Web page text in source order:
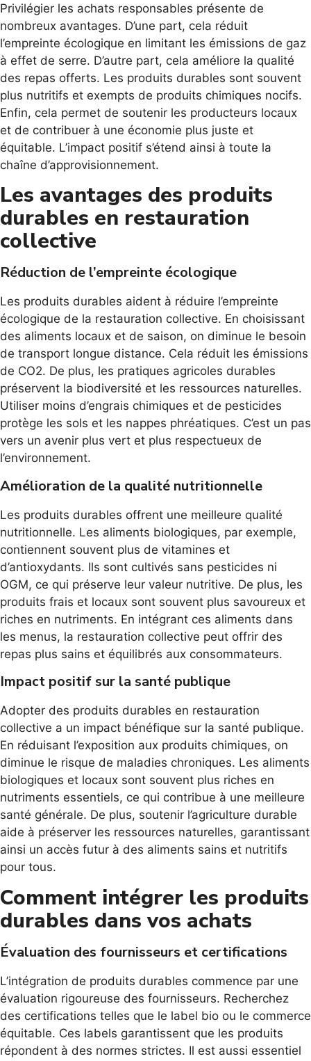
Privilégier les achats responsables présente de
nombreux avantages. D’une part, cela réduit
l’empreinte écologique en limitant les émissions de gaz
à effet de serre. D’autre part, cela améliore la qualité
des repas offerts. Les produits durables sont souvent
plus nutritifs et exempts de produits chimiques nocifs.
Enfin, cela permet de soutenir les producteurs locaux
et de contribuer à une économie plus juste et
équitable. L’impact positif s’étend ainsi à toute la
chaîne d’approvisionnement.
Les avantages des produits
durables en restauration
collective
Réduction de l’empreinte écologique
Les produits durables aident à réduire l’empreinte
écologique de la restauration collective. En choisissant
des aliments locaux et de saison, on diminue le besoin
de transport longue distance. Cela réduit les émissions
de CO2. De plus, les pratiques agricoles durables
préservent la biodiversité et les ressources naturelles.
Utiliser moins d’engrais chimiques et de pesticides
protège les sols et les nappes phréatiques. C’est un pas
vers un avenir plus vert et plus respectueux de
l’environnement.
Amélioration de la qualité nutritionnelle
Les produits durables offrent une meilleure qualité
nutritionnelle. Les aliments biologiques, par exemple,
contiennent souvent plus de vitamines et
d’antioxydants. Ils sont cultivés sans pesticides ni
OGM, ce qui préserve leur valeur nutritive. De plus, les
produits frais et locaux sont souvent plus savoureux et
riches en nutriments. En intégrant ces aliments dans
les menus, la restauration collective peut offrir des
repas plus sains et équilibrés aux consommateurs.
Impact positif sur la santé publique
Adopter des produits durables en restauration
collective a un impact bénéfique sur la santé publique.
En réduisant l’exposition aux produits chimiques, on
diminue le risque de maladies chroniques. Les aliments
biologiques et locaux sont souvent plus riches en
nutriments essentiels, ce qui contribue à une meilleure
santé générale. De plus, soutenir l’agriculture durable
aide à préserver les ressources naturelles, garantissant
ainsi un accès futur à des aliments sains et nutritifs
pour tous.
Comment intégrer les produits
durables dans vos achats
Évaluation des fournisseurs et certifications
L’intégration de produits durables commence par une
évaluation rigoureuse des fournisseurs. Recherchez
des certifications telles que le label bio ou le commerce
équitable. Ces labels garantissent que les produits
répondent à des normes strictes. Il est aussi essentiel